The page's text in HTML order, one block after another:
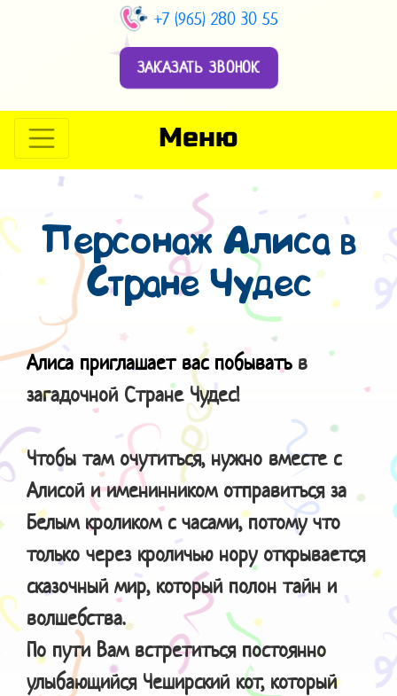
+7 (965) 280 30 55
ЗАКАЗАТЬ ЗВОНОК
Меню
Персонаж Алиса в
Стране Чудес
Алиса приглашает вас побывать в
загадочной Стране Чудес!
Чтобы там очутиться, нужно вместе с
Алисой и именинником отправиться за
Белым кроликом с часами, потому что
только через кроличью нору открывается
сказочный мир, который полон тайн и
волшебства.
По пути Вам встретиться постоянно
улыбающийся Чеширский кот, который